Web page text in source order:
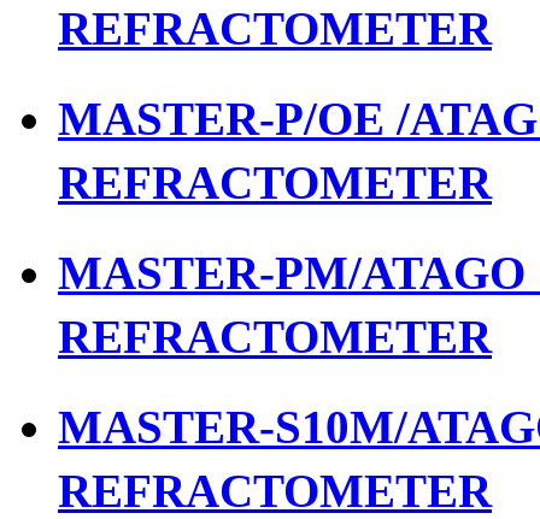
REFRACTOMETER
MASTER-P/OE /
REFRACTOMETER
MASTER-PM/
REFRACTOMETER
MASTER-S10M/
REFRACTOMETER